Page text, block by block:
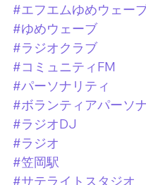
#エフエムゆめウェー
#ゆめウェーブ
#ラジオクラブ
#コミュニティFM
#パーソナリティ
#ボランティアパーソ
#ラジオDJ
#ラジオ
#笠岡駅
#サテライトスタジオ